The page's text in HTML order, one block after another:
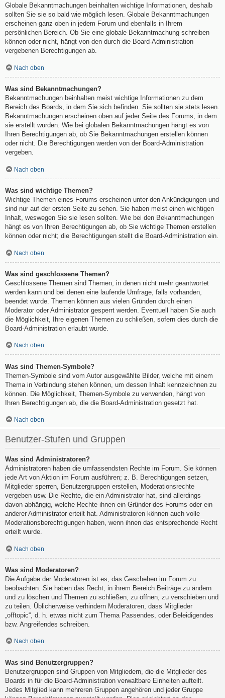
Globale Bekanntmachungen beinhalten wichtige Informationen, deshalb
sollten Sie sie so bald wie möglich lesen. Globale Bekanntmachungen
erscheinen ganz oben in jedem Forum und ebenfalls in Ihrem
persönlichen Bereich. Ob Sie eine globale Bekanntmachung schreiben
können oder nicht, hängt von den durch die Board-Administration
vergebenen Berechtigungen ab.
Nach oben
Was sind Bekanntmachungen?
Bekanntmachungen beinhalten meist wichtige Informationen zu dem
Bereich des Boards, in dem Sie sich befinden. Sie sollten sie stets lesen.
Bekanntmachungen erscheinen oben auf jeder Seite des Forums, in dem
sie erstellt wurden. Wie bei globalen Bekanntmachungen hängt es von
Ihren Berechtigungen ab, ob Sie Bekanntmachungen erstellen können
oder nicht. Die Berechtigungen werden von der Board-Administration
vergeben.
Nach oben
Was sind wichtige Themen?
Wichtige Themen eines Forums erscheinen unter den Ankündigungen und
sind nur auf der ersten Seite zu sehen. Sie haben meist einen wichtigen
Inhalt, weswegen Sie sie lesen sollten. Wie bei den Bekanntmachungen
hängt es von Ihren Berechtigungen ab, ob Sie wichtige Themen erstellen
können oder nicht; die Berechtigungen stellt die Board-Administration ein.
Nach oben
Was sind geschlossene Themen?
Geschlossene Themen sind Themen, in denen nicht mehr geantwortet
werden kann und bei denen eine laufende Umfrage, falls vorhanden,
beendet wurde. Themen können aus vielen Gründen durch einen
Moderator oder Administrator gesperrt werden. Eventuell haben Sie auch
die Möglichkeit, Ihre eigenen Themen zu schließen, sofern dies durch die
Board-Administration erlaubt wurde.
Nach oben
Was sind Themen-Symbole?
Themen-Symbole sind vom Autor ausgewählte Bilder, welche mit einem
Thema in Verbindung stehen können, um dessen Inhalt kennzeichnen zu
können. Die Möglichkeit, Themen-Symbole zu verwenden, hängt von
Ihren Berechtigungen ab, die die Board-Administration gesetzt hat.
Nach oben
Benutzer-Stufen und Gruppen
Was sind Administratoren?
Administratoren haben die umfassendsten Rechte im Forum. Sie können
jede Art von Aktion im Forum ausführen; z. B. Berechtigungen setzen,
Mitglieder sperren, Benutzergruppen erstellen, Moderationsrechte
vergeben usw. Die Rechte, die ein Administrator hat, sind allerdings
davon abhängig, welche Rechte ihnen ein Gründer des Forums oder ein
anderer Administrator erteilt hat. Administratoren können auch volle
Moderationsberechtigungen haben, wenn ihnen das entsprechende Recht
erteilt wurde.
Nach oben
Was sind Moderatoren?
Die Aufgabe der Moderatoren ist es, das Geschehen im Forum zu
beobachten. Sie haben das Recht, in ihrem Bereich Beiträge zu ändern
und zu löschen und Themen zu schließen, zu öffnen, zu verschieben und
zu teilen. Üblicherweise verhindern Moderatoren, dass Mitglieder
„offtopic“, d. h. etwas nicht zum Thema Passendes, oder Beleidigendes
bzw. Angreifendes schreiben.
Nach oben
Was sind Benutzergruppen?
Benutzergruppen sind Gruppen von Mitgliedern, die die Mitglieder des
Boards in für die Board-Administration verwaltbare Einheiten aufteilt.
Jedes Mitglied kann mehreren Gruppen angehören und jeder Gruppe